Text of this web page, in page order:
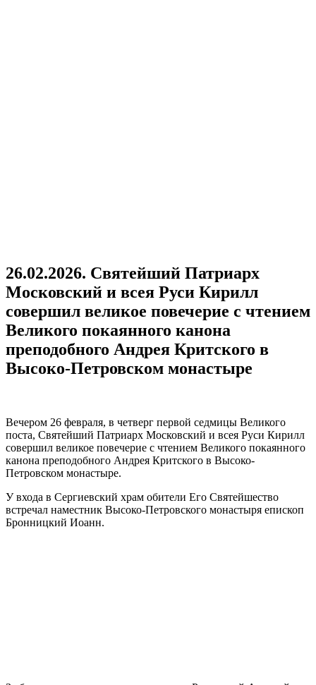
26.02.2026. Святейший Патриарх
Московский и всея Руси Кирилл
совершил великое повечерие с чтением
Великого покаянного канона
преподобного Андрея Критского в
Высоко-Петровском монастыре
Вечером 26 февраля, в четверг первой седмицы Великого
поста, Святейший Патриарх Московский и всея Руси Кирилл
совершил великое повечерие с чтением Великого покаянного
канона преподобного Андрея Критского в Высоко-
Петровском монастыре.
У входа в Сергиевский храм обители Его Святейшество
встречал наместник Высоко-Петровского монастыря епископ
Бронницкий Иоанн.